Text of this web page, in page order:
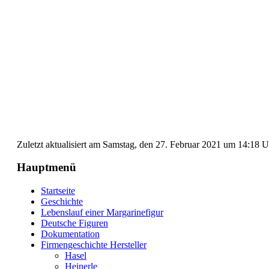
Zuletzt aktualisiert am Samstag, den 27. Februar 2021 um 14:18
Hauptmenü
Startseite
Geschichte
Lebenslauf einer Margarinefigur
Deutsche Figuren
Dokumentation
Firmengeschichte Hersteller
Hasel
Heinerle